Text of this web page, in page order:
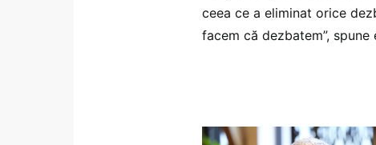
ceea ce a eliminat orice
facem că dezbatem”, spune